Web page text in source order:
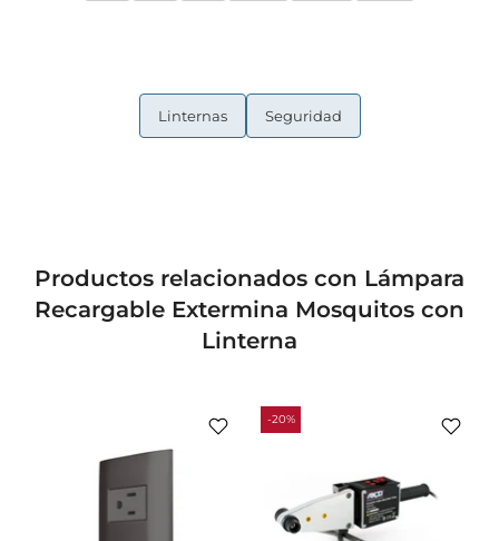
Linternas Seguridad
Productos relacionados con Lámpara
Recargable Extermina Mosquitos con
Linterna
-20%